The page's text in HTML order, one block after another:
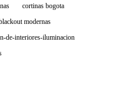
cortinas bogota
modernas
de-interiores-iluminacion